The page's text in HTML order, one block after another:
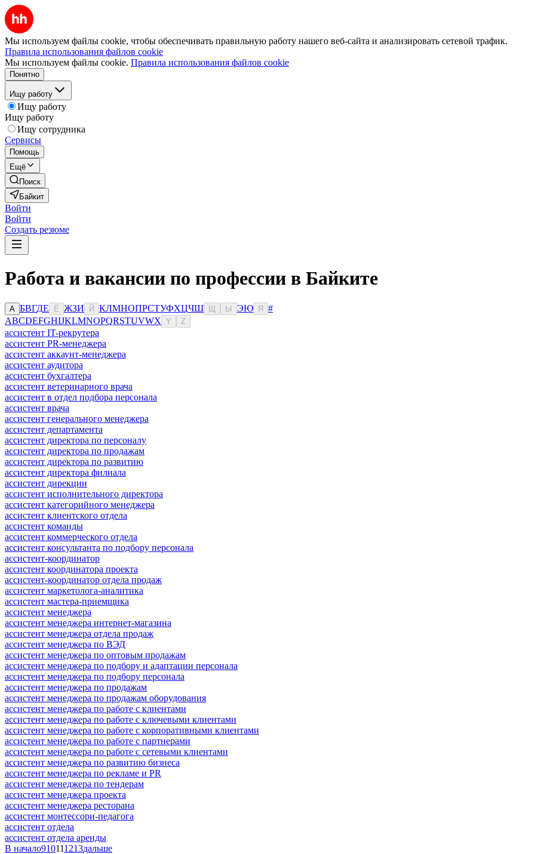
Мы используем файлы cookie, чтобы обеспечивать правильную работу нашего веб-сайта и анализировать сетевой трафик.
Правила использования файлов cookie
Мы используем файлы cookie. Правила использования файлов cookie
Понятно
Ищу работу
Ищу работу
Ищу работу
Ищу сотрудника
Сервисы
Помощь
Ещё
Поиск
Байкит
Войти
Войти
Создать резюме
Работа и вакансии по профессии в Байките
А БВГДЕ Ё ЖЗИ Й КЛМНОПРСТУФХЦЧШ Ы ЭЮ Я
#
ABCDEFGHIJKLMNOPQRSTUVWX Y Z
ассистент IT-рекрутера
ассистент PR-менеджера
ассистент аккаунт-менеджера
ассистент аудитора
ассистент бухгалтера
ассистент ветеринарного врача
ассистент в отдел подбора персонала
ассистент врача
ассистент генерального менеджера
ассистент департамента
ассистент директора по персоналу
ассистент директора по продажам
ассистент директора по развитию
ассистент директора филиала
ассистент дирекции
ассистент исполнительного директора
ассистент категорийного менеджера
ассистент клиентского отдела
ассистент команды
ассистент коммерческого отдела
ассистент консультанта по подбору персонала
ассистент-координатор
ассистент координатора проекта
ассистент-координатор отдела продаж
ассистент маркетолога-аналитика
ассистент мастера-приемщика
ассистент менеджера
ассистент менеджера интернет-магазина
ассистент менеджера отдела продаж
ассистент менеджера по ВЭД
ассистент менеджера по оптовым продажам
ассистент менеджера по подбору и адаптации персонала
ассистент менеджера по подбору персонала
ассистент менеджера по продажам
ассистент менеджера по продажам оборудования
ассистент менеджера по работе с клиентами
ассистент менеджера по работе с ключевыми клиентами
ассистент менеджера по работе с корпоративными клиентами
ассистент менеджера по работе с партнерами
ассистент менеджера по работе с сетевыми клиентами
ассистент менеджера по развитию бизнеса
ассистент менеджера по рекламе и PR
ассистент менеджера по тендерам
ассистент менеджера проекта
ассистент менеджера ресторана
ассистент монтессори-педагога
ассистент отдела
ассистент отдела аренды
В начало910111213дальше